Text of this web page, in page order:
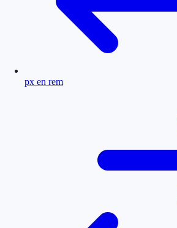
px en rem